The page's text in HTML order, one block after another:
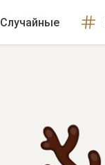
Случайные